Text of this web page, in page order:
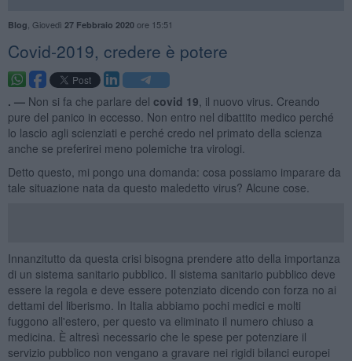
Blog Giovedì 27 Febbraio 2020ore 15:51
Covid-2019, credere è potere
. — Non si fa che parlare del covid 19 , il nuovo virus. Creando
pure del panico in eccesso. Non entro nel dibattito medico perché
lo lascio agli scienziati e perché credo nel primato della scienza
anche se preferirei meno polemiche tra virologi.
Detto questo, mi pongo una domanda: cosa possiamo imparare da
tale situazione nata da questo maledetto virus? Alcune cose.
Innanzitutto da questa crisi bisogna prendere atto della importanza
di un sistema sanitario pubblico. Il sistema sanitario pubblico deve
essere la regola e deve essere potenziato dicendo con forza no ai
dettami del liberismo. In Italia abbiamo pochi medici e molti
fuggono all'estero, per questo va eliminato il numero chiuso a
medicina. È altresì necessario che le spese per potenziare il
servizio pubblico non vengano a gravare nei rigidi bilanci europei